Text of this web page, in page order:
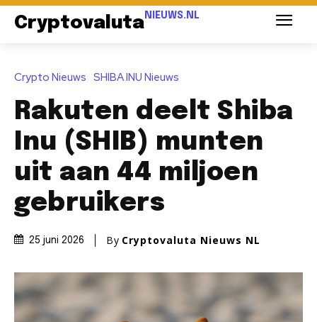
Cryptovaluta NIEUWS.NL
Crypto Nieuws SHIBA INU Nieuws
Rakuten deelt Shiba
Inu (SHIB) munten
uit aan 44 miljoen
gebruikers
25 juni 2026 By Cryptovaluta Nieuws NL